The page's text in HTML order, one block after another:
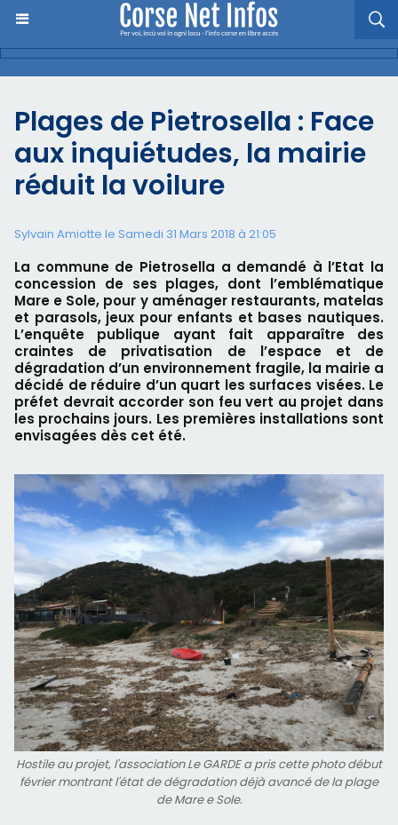
Plages de Pietrosella : Face
aux inquiétudes, la mairie
réduit la voilure
Sylvain Amiotte le Samedi 31 Mars 2018 à 21:05
La commune de Pietrosella a demandé à l’Etat la
concession de ses plages, dont l’emblématique
Mare e Sole, pour y aménager restaurants, matelas
et parasols, jeux pour enfants et bases nautiques.
L’enquête publique ayant fait apparaître des
craintes de privatisation de l’espace et de
dégradation d’un environnement fragile, la mairie a
décidé de réduire d’un quart les surfaces visées. Le
préfet devrait accorder son feu vert au projet dans
les prochains jours. Les premières installations sont
envisagées dès cet été.
Hostile au projet, l'association Le GARDE a pris cette photo début
février montrant l'état de dégradation déjà avancé de la plage
de Mare e Sole.